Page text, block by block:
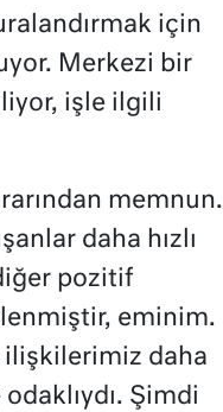
için
Merkezi bir
işle ilgili
memnun.
daha hızlı
pozitif
eminim.
ilişkilerimiz daha
Şimdi